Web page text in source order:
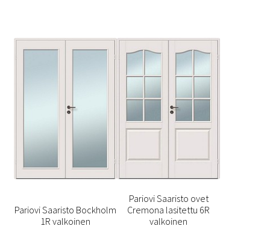
valinnat
valinnat
tuotteen
Pariovi Saaristo Bockholm
1R valkoinen
Pariovi Saaristo ovet
Cremona lasitettu 6R
valkoinen